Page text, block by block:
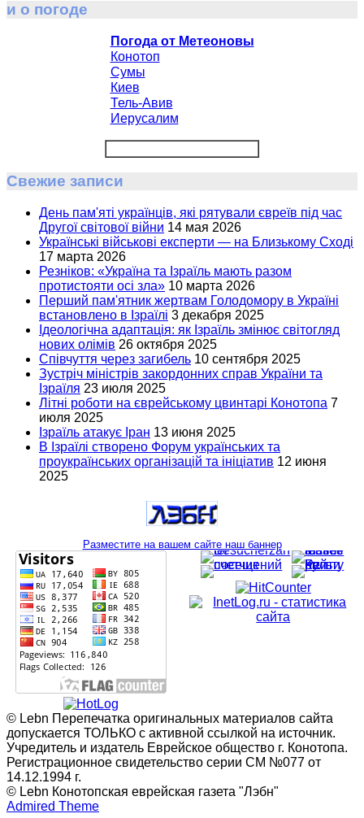
и о погоде
Погода от Метеоновы
Конотоп
Сумы
Киев
Тель-Авив
Иерусалим
Свежие записи
День пам'яті українців, які рятували євреїв під час
Другої світової війни 14 мая 2026
Українські військові експерти — на Близькому Сході
17 марта 2026
Резніков: «Україна та Ізраїль мають разом
протистояти осі зла» 10 марта 2026
Перший пам'ятник жертвам Голодомору в Україні
встановлено в Ізраїлі 3 декабря 2025
Ідеологічна адаптація: як Ізраїль змінює світогляд
нових олімів 26 октября 2025
Співчуття через загибель 10 сентября 2025
Зустріч міністрів закордонних справ України та
Ізраїля 23 июля 2025
Літні роботи на єврейському цвинтарі Конотопа 7
июля 2025
Ізраїль атакує Іран 13 июня 2025
В Ізраїлі створено Форум українських та
проукраїнських організацій та ініціатив 12 июня
2025
Разместите на вашем сайте наш баннер
© Lebn Перепечатка оригинальных материалов сайта
допускается ТОЛЬКО с активной ссылкой на источник.
Учредитель и издатель Еврейское общество г. Конотопа.
Регистрационное свидетельство серии СМ №077 от
14.12.1994 г.
© Lebn Конотопская еврейская газета "Лэбн"
Admired Theme